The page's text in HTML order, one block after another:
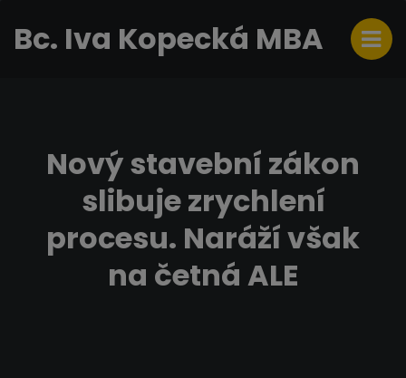
Bc. Iva Kopecká MBA
Nový stavební zákon
slibuje zrychlení
procesu. Naráží však
na četná ALE